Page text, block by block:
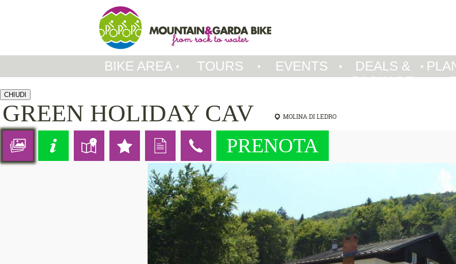
BIKE AREA TOURS EVENTS
DEALS &
PACKAGE
CHIUDI
GREEN HOLIDAY CAV MOLINA DI LEDRO
PRENOTA